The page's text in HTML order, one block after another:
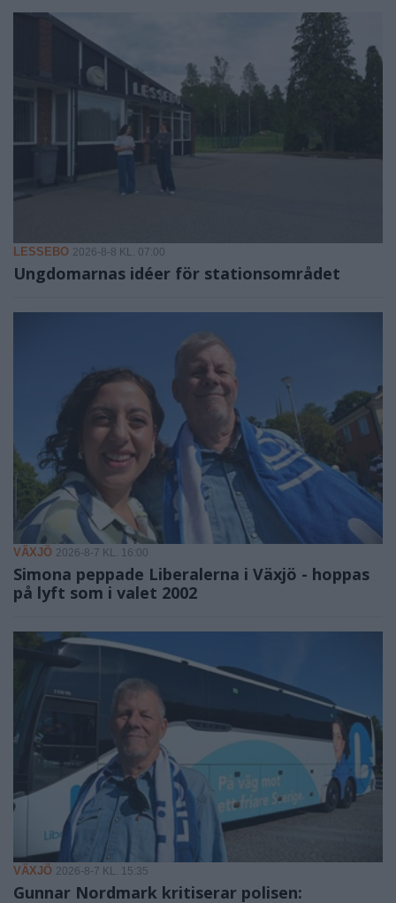
LESSEBO 2026-8-8 KL. 07:00
Ungdomarnas idéer för stationsområdet
VÄXJÖ 2026-8-7 KL. 16:00
Simona peppade Liberalerna i Växjö - hoppas
på lyft som i valet 2002
VÄXJÖ 2026-8-7 KL. 15:35
Gunnar Nordmark kritiserar polisen: